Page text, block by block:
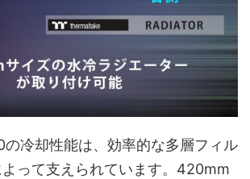
冷却性能は、効率的な多層フィル
って支えられています。420mm